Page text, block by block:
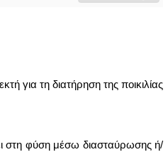
για τη διατήρηση της ποικιλίας
στη φύση μέσω διασταύρωσης ή/